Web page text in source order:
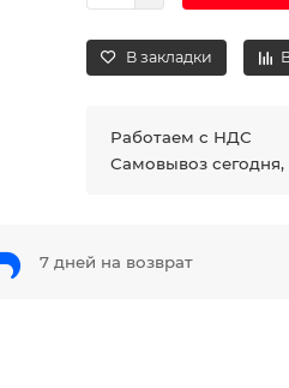
В закладки
Работаем с НДС
Самовывоз сегодня,
7 дней на возврат